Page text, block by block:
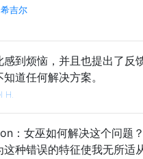
希吉尔
感到烦恼，并且也提出了
道任何解决方案。
H.
：女巫如何解决这个问题
种错误的特征使我无所适从